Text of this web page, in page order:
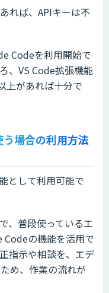
れば、APIキーは不
Codeを利用開始で
、VS Code拡張機能
上があれば十分で
場合の利用方法
として利用可能で
、普段使っているエ
Codeの機能を活用で
指示や相談を、エデ
め、作業の流れが